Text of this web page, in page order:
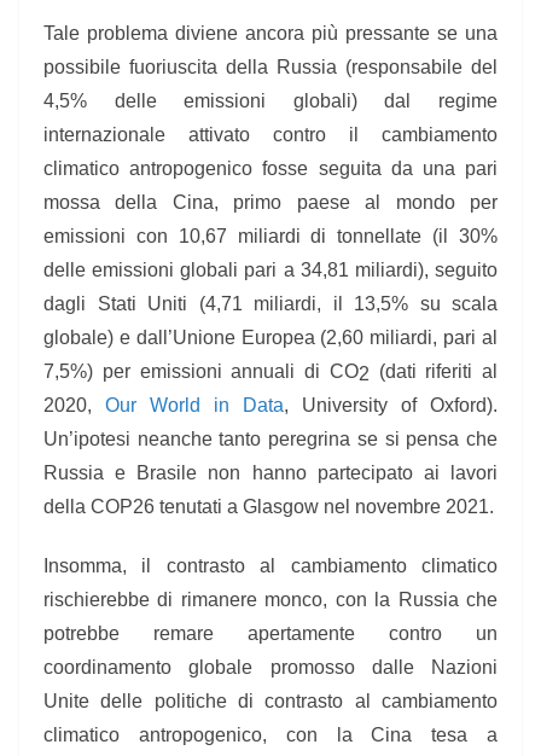
Tale problema diviene ancora più pressante se una
possibile fuoriuscita della Russia (responsabile del
4,5% delle emissioni globali) dal regime
internazionale attivato contro il cambiamento
climatico antropogenico fosse seguita da una pari
mossa della Cina, primo paese al mondo per
emissioni con 10,67 miliardi di tonnellate (il 30%
delle emissioni globali pari a 34,81 miliardi), seguito
dagli Stati Uniti (4,71 miliardi, il 13,5% su scala
globale) e dall’Unione Europea (2,60 miliardi, pari al
7,5%) per emissioni annuali di CO2 (dati riferiti al
2020, Our World in Data, University of Oxford).
Un’ipotesi neanche tanto peregrina se si pensa che
Russia e Brasile non hanno partecipato ai lavori
della COP26 tenutati a Glasgow nel novembre 2021.
Insomma, il contrasto al cambiamento climatico
rischierebbe di rimanere monco, con la Russia che
potrebbe remare apertamente contro un
coordinamento globale promosso dalle Nazioni
Unite delle politiche di contrasto al cambiamento
climatico antropogenico, con la Cina tesa a